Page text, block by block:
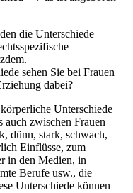
die Unterschiede
sehen Sie bei Frauen
dabei?
Unterschiede
auch zwischen Frauen
dünn, stark, schwach,
Einflüsse, zum
in den Medien, in
Berufe usw., die
Unterschiede können